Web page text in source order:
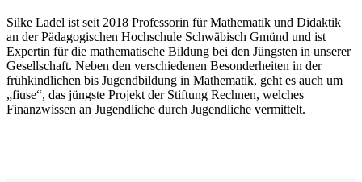
Silke Ladel ist seit 2018 Professorin für Mathematik und Didaktik
an der Pädagogischen Hochschule Schwäbisch Gmünd und ist
Expertin für die mathematische Bildung bei den Jüngsten in unserer
Gesellschaft. Neben den verschiedenen Besonderheiten in der
frühkindlichen bis Jugendbildung in Mathematik, geht es auch um
„fiuse“, das jüngste Projekt der Stiftung Rechnen, welches
Finanzwissen an Jugendliche durch Jugendliche vermittelt.